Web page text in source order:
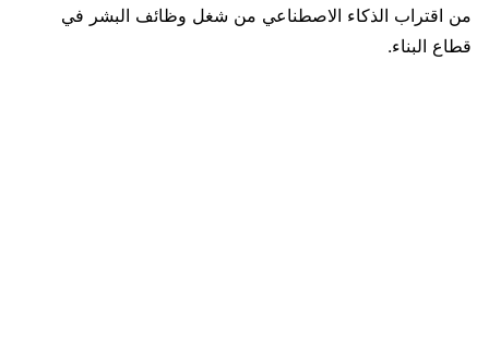
من اقتراب الذكاء الاصطناعي من شغل وظائف البشر في
قطاع البناء.